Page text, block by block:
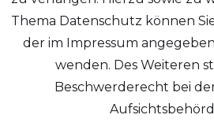
Thema Datenschutz können
der im Impressum
wenden. Des Weiteren
Beschwerderecht bei